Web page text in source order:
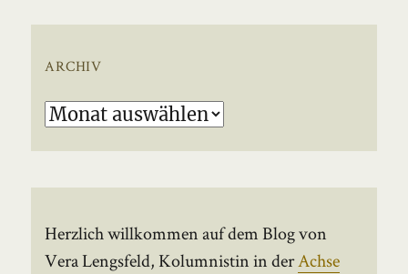
ARCHIV
Archiv
Herzlich willkommen auf dem Blog von
Vera Lengsfeld, Kolumnistin in derAchse